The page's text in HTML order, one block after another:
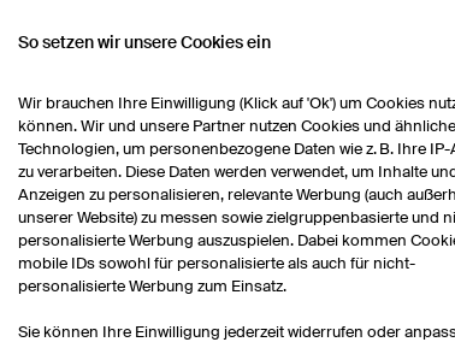
Erfolge
Nach manchen Siegen
den Jungs und nutzt
WAS BEDEUTET
Hohe Qualität und tollen
WAS SCHÄTZT IHR
So setzen wir unsere Cookies ein
Wir brauchen Ihre Einwilligung (Klick auf 'Ok') um Cookies
können. Wir und unsere Partner nutzen Cookies und ähnliche
Technologien, um personenbezogene Daten wie z. B. Ihre
zu verarbeiten. Diese Daten werden verwendet, um Inhalte
Anzeigen zu personalisieren, relevante Werbung (auch
unserer Website) zu messen sowie zielgruppenbasierte und
personalisierte Werbung auszuspielen. Dabei kommen
mobile IDs sowohl für personalisierte als auch für nicht-
personalisierte Werbung zum Einsatz.
Sie können Ihre Einwilligung jederzeit widerrufen oder